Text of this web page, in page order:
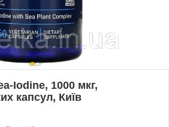
Iodine, 1000 мкг,
капсул, Київ